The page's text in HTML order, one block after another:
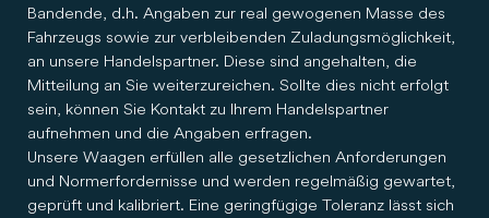
Bandende, d.h. Angaben zur real gewogenen Masse des
Fahrzeugs sowie zur verbleibenden Zuladungsmöglichkeit,
an unsere Handelspartner. Diese sind angehalten, die
Mitteilung an Sie weiterzureichen. Sollte dies nicht erfolgt
sein, können Sie Kontakt zu Ihrem Handelspartner
aufnehmen und die Angaben erfragen.
Unsere Waagen erfüllen alle gesetzlichen Anforderungen
und Normerfordernisse und werden regelmäßig gewartet,
geprüft und kalibriert. Eine geringfügige Toleranz lässt sich